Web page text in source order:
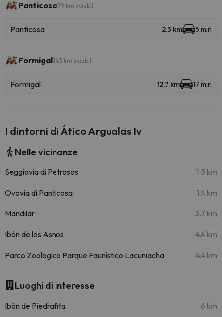
Panticosa39 km sciabili
Panticosa 2.3 km 5 min
Formigal143 km sciabili
Formigal 12.7 km 17 min
I dintorni di Ático Argualas Iv
Nelle vicinanze
Seggiovia di Petrosos 1.3 km
Ovovia di Panticosa 1.4 km
Mandilar 3.7 km
Ibón de los Asnos 4.4 km
Parco Zoologico Parque Faunístico Lacuniacha 4.4 km
Luoghi di interesse
Ibón de Piedrafita 6 km